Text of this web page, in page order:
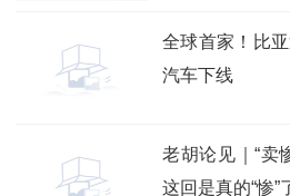
全球首家！比
汽车下线
老胡论见｜“卖
这回是真的“惨”